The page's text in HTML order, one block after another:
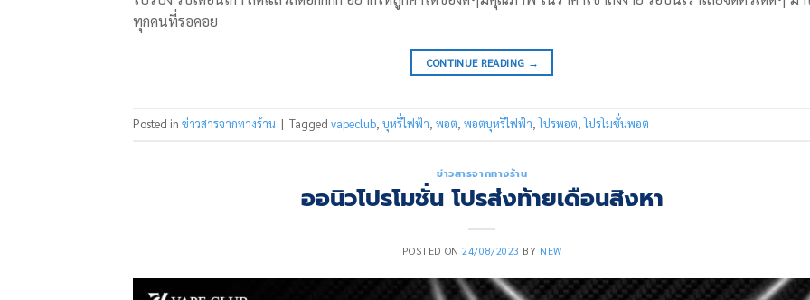
ทุกคนที่รอคอย
CONTINUE READING →
Posted in ข่าวสารจากทางร้าน | Tagged vapeclub, บุหรี่ไฟฟ้า, พอต, พอตบุหรี่ไฟฟ้า,โปรพอต,โปรโมชั่นพอต
ข่าวสารจากทางร้าน
ออนิวโปรโมชั่น โปรส่งท้ายเดือนสิงหา
POSTED ON24/08/2023 BY NEW